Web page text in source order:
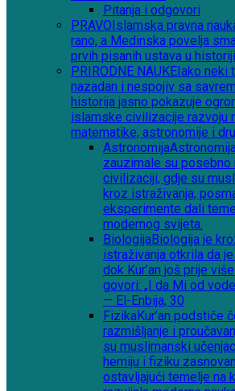
Pitanja i odgovori
PRAVOIslamska pravna
rano, a Medinska povelja
prvih pisanih ustava u
PRIRODNE NAUKEIako neki
nazadan i nespojiv sa
historija jasno pokazuje
islamske civilizacije razvoju
matematike, astronomije i
Astronomija
zauzimale su
civilizaciji, gdje su
kroz istraživanja,
eksperimente dali
modernog svijeta.
BiologijaBiologija je
istraživanja otkrila da
dok Kur’an još prije
govori: „I da Mi od
— El-Enbija, 30
FizikaKur’an podstiče
razmišljanje i
su muslimanski
hemiju i fiziku
ostavljajući temelje na